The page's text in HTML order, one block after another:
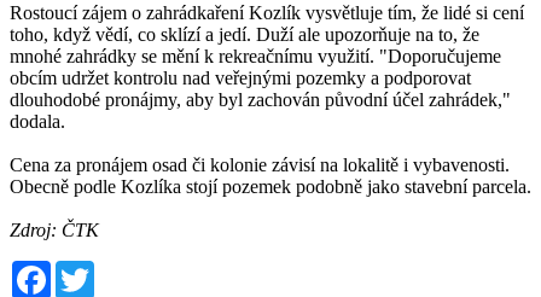
Rostoucí zájem o zahrádkaření Kozlík vysvětluje tím, že lidé si cení
toho, když vědí, co sklízí a jedí. Duží ale upozorňuje na to, že
mnohé zahrádky se mění k rekreačnímu využití. "Doporučujeme
obcím udržet kontrolu nad veřejnými pozemky a podporovat
dlouhodobé pronájmy, aby byl zachován původní účel zahrádek,"
dodala.
Cena za pronájem osad či kolonie závisí na lokalitě i vybavenosti.
Obecně podle Kozlíka stojí pozemek podobně jako stavební parcela.
Zdroj: ČTK
Facebook